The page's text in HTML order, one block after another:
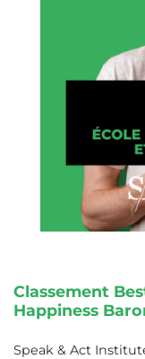
Classement
Happiness
Speak & Act